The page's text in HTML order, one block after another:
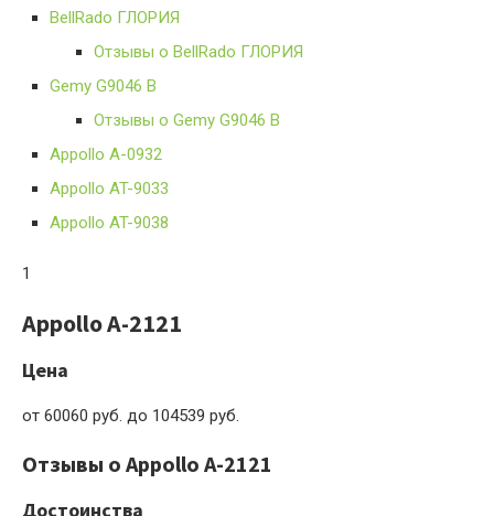
BellRado ГЛОРИЯ
Отзывы о BellRado ГЛОРИЯ
Gemy G9046 B
Отзывы о Gemy G9046 B
Appollo A-0932
Appollo AT-9033
Appollo AT-9038
1
Appollo A-2121
Цена
от 60060 руб. до 104539 руб.
Отзывы о Appollo A-2121
Достоинства